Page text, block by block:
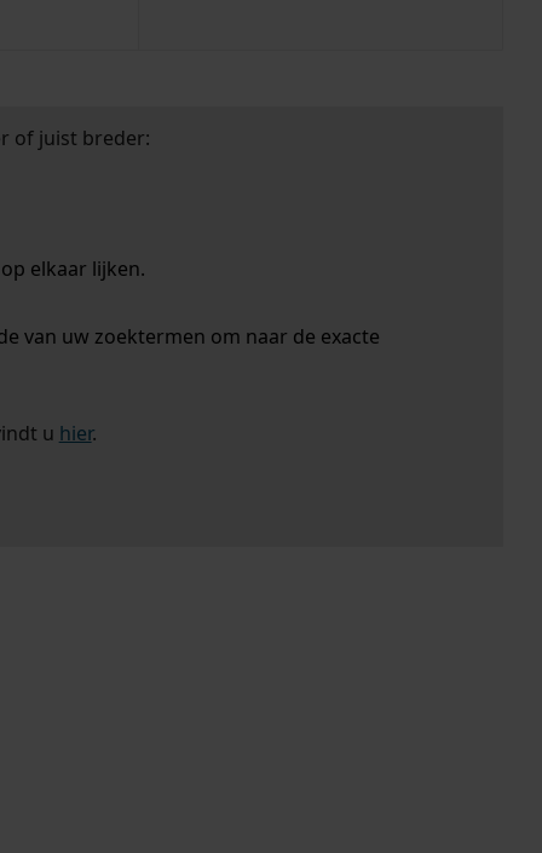
of juist breder:
elkaar lijken.
van uw zoektermen om naar de exacte
u hier.